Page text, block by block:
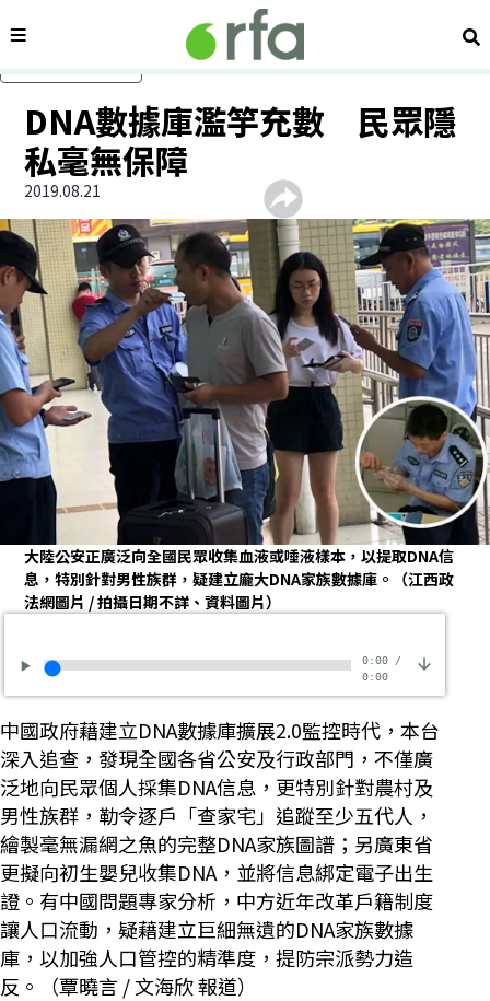
內容分類 搜
DNA數據庫濫竽充數 民眾隱
私毫無保障
2019.08.21
大陸公安正廣泛向全國民眾收集血液或唾液樣本，以提取DNA信
息，特別針對男性族群，疑建立龐大DNA家族數據庫。（江西政
法網圖片 / 拍攝日期不詳、資料圖片）
0:00/
0:00
中國政府藉建立DNA數據庫擴展2.0監控時代，本台
深入追查，發現全國各省公安及行政部門，不僅廣
泛地向民眾個人採集DNA信息，更特別針對農村及
男性族群，勒令逐戶「查家宅」追蹤至少五代人，
繪製毫無漏網之魚的完整DNA家族圖譜；另廣東省
更擬向初生嬰兒收集DNA，並將信息綁定電子出生
證。有中國問題專家分析，中方近年改革戶籍制度
讓人口流動，疑藉建立巨細無遺的DNA家族數據
庫，以加強人口管控的精準度，提防宗派勢力造
反。（覃曉言 / 文海欣 報道）